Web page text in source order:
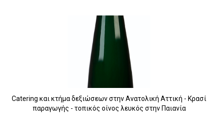
Catering και κτήμα δεξιώσεων στην Ανατολική Αττική - Κρασί
παραγωγής - τοπικός οίνος λευκός στην Παιανία